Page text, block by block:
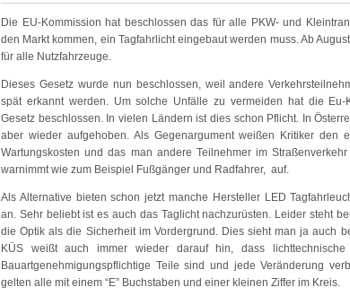
Die EU-Kommission hat beschlossen das für alle PKW- und
den Markt kommen, ein Tagfahrlicht eingebaut werden muss. Ab
für alle Nutzfahrzeuge.
Dieses Gesetz wurde nun beschlossen, weil andere
spät erkannt werden. Um solche Unfälle zu vermeiden hat die Eu-
Gesetz beschlossen. In vielen Ländern ist dies schon Pflicht. In
aber wieder aufgehoben. Als Gegenargument weißen Kritiker den
Wartungskosten und das man andere Teilnehmer im
warnimmt wie zum Beispiel Fußgänger und Radfahrer, auf.
Als Alternative bieten schon jetzt manche Hersteller LED
an. Sehr beliebt ist es auch das Taglicht nachzurüsten. Leider steht
die Optik als die Sicherheit im Vordergrund. Dies sieht man ja auch
KÜS weißt auch immer wieder darauf hin, dass
Bauartgenehmigungspflichtige Teile sind und jede Veränderung
gelten alle mit einem “E” Buchstaben und einer kleinen Ziffer im Kreis.